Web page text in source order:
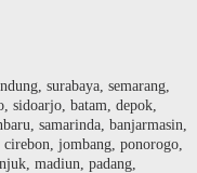
surabaya, semarang,
sidoarjo, batam, depok,
samarinda, banjarmasin,
jombang, ponorogo,
madiun, padang,